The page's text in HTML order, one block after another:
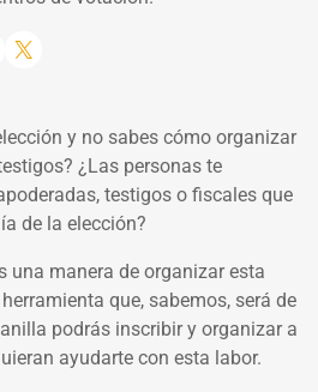
y no sabes cómo organizar
¿Las personas te
testigos o fiscales que
de la elección?
una manera de organizar esta
que, sabemos, será de
podrás inscribir y organizar a
ayudarte con esta labor.